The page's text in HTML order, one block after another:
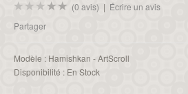
(0 avis) | Écrire un avis
Partager
Modèle : Hamishkan - ArtScroll
Disponibilité : En Stock